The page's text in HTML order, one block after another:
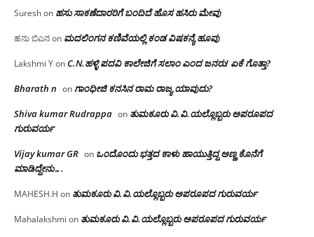
Sureshon ಹಸು ಸಾಕಣೆದಾರರಿಗೆ ಬಂದಿದೆ ಹೊಸ ಹಸಿರು ಮೇವು
ಹನು ಬಿಎನon ಮದಲಿಂಗನ ಕಣಿವೆಯಲ್ಲಿ ಕಂಡ ವಿಷಕನ್ಯೆ ಹೂವು
Lakshmi YonC.N.ಹಳ್ಳಿ ಪದವಿ ಕಾಲೇಜಿಗೆ ಸಲಾಂ‌ ಎಂದ ಜನರು! ಏಕೆ ಗೊತ್ತಾ?
Bharath n onಗಾಂಧೀಜಿ ಕನಸಿನ ರಾಮ ರಾಜ್ಯ ಯಾವುದು?
Shiva kumar Rudrappa on ತುಮಕೂರು‌ ವಿ.ವಿ.ಯಲ್ಲೊಬ್ಬರು ಅಪರೂಪದ
ಗುರುವರ್ಯ
Vijay kumar GR on ಒಂದೊಂದು ಭತ್ತದ ಕಾಳು ಹಾಯುತ್ತಿದ್ದ ಅಣ್ಣ ಕೊನೆಗೆ
ಮಾಡಿದ್ದೇನು….
MAHESH.H on ತುಮಕೂರು‌ ವಿ.ವಿ.ಯಲ್ಲೊಬ್ಬರು ಅಪರೂಪದ ಗುರುವರ್ಯ
Mahalakshmi on ತುಮಕೂರು‌ ವಿ.ವಿ.ಯಲ್ಲೊಬ್ಬರು ಅಪರೂಪದ ಗುರುವರ್ಯ